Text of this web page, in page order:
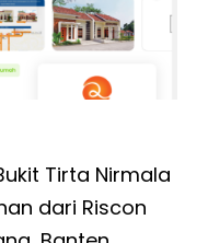
Tirta Nirmala
dari Riscon